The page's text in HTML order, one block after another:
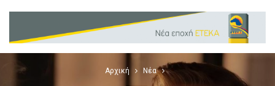
Αρχική Νέα